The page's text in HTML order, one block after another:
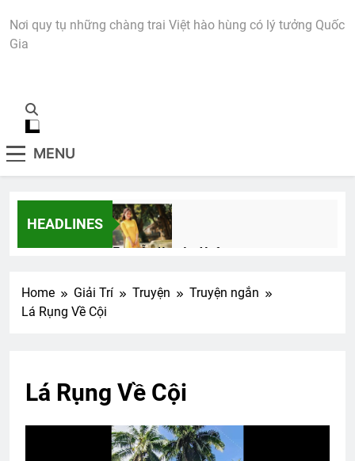
Nơi quy tụ những chàng trai Việt hào hùng có lý tưởng Quốc
Gia
MENU
HEADLINES
Em vẫn là mùa Xuân
2 Years Ago
Home Giải Trí Truyện
Truyện ngắn
Lá Rụng Về Cội
Lá Rụng Về Cội